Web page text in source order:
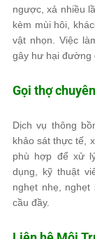
ngược, xả nhiều
kèm mùi hôi,
vật nhọn. Việc
gây hư hại đường
Gọi thợ
Dịch vụ thông
khảo sát thực tế,
phù hợp để xử
dụng, kỹ thuật
nghẹt nhẹ,
cầu đầy.